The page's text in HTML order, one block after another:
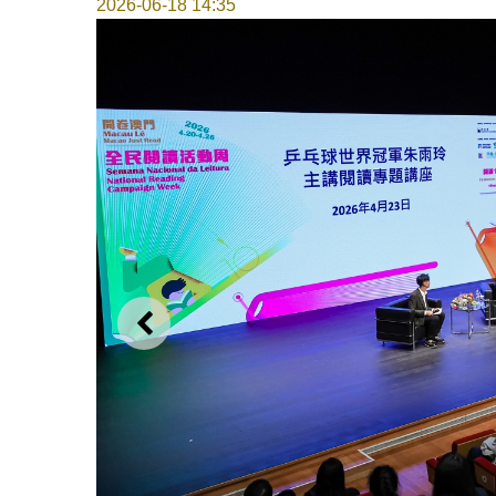
2026-06-18 14:35
上一则